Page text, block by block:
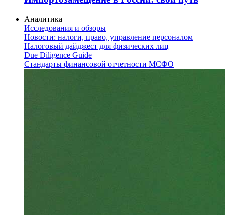
Аналитика
Исследования и обзоры
Новости: налоги, право, управление персоналом
Налоговый дайджест для физических лиц
Due Diligence Guide
Стандарты финансовой отчетности МСФО